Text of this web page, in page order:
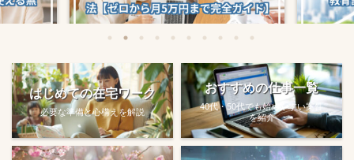
る方法
教育訓練給付金で賢くスキルアップする
方法【主婦でも使え...
【完全ガ
はじめての在宅ワーク
必要な準備と心構えを解説
おすすめの仕事一覧
40代・50代でも始めやすい案件
を紹介